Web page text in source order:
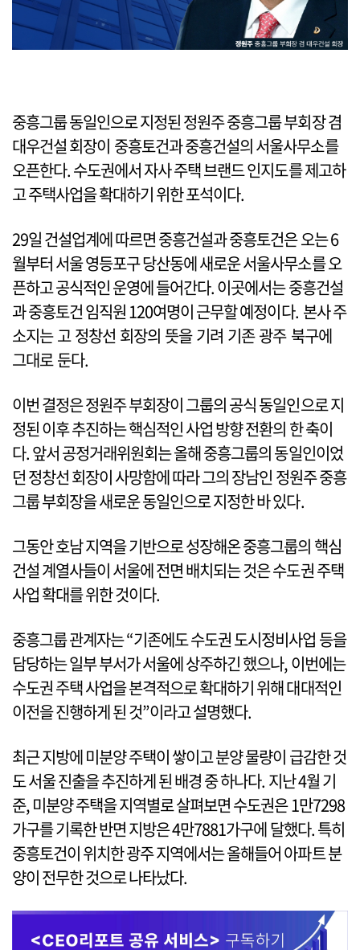
중흥그룹 동일인으로 지정된 정원주 중흥그룹 부회장 겸
대우건설 회장이 중흥토건과 중흥건설의 서울사무소를
오픈한다. 수도권에서 자사 주택 브랜드 인지도를 제고하
고 주택사업을 확대하기 위한 포석이다.
29일 건설업계에 따르면 중흥건설과 중흥토건은 오는 6
월부터 서울 영등포구 당산동에 새로운 서울사무소를 오
픈하고 공식적인 운영에 들어간다. 이곳에서는 중흥건설
과 중흥토건 임직원 120여명이 근무할 예정이다. 본사 주
소지는 고 정창선 회장의 뜻을 기려 기존 광주 북구에
그대로 둔다.
이번 결정은 정원주 부회장이 그룹의 공식 동일인으로 지
정된 이후 추진하는 핵심적인 사업 방향 전환의 한 축이
다. 앞서 공정거래위원회는 올해 중흥그룹의 동일인이었
던 정창선 회장이 사망함에 따라 그의 장남인 정원주 중흥
그룹 부회장을 새로운 동일인으로 지정한 바 있다.
그동안 호남 지역을 기반으로 성장해온 중흥그룹의 핵심
건설 계열사들이 서울에 전면 배치되는 것은 수도권 주택
사업 확대를 위한 것이다.
중흥그룹 관계자는 “기존에도 수도권 도시정비사업 등을
담당하는 일부 부서가 서울에 상주하긴 했으나, 이번에는
수도권 주택 사업을 본격적으로 확대하기 위해 대대적인
이전을 진행하게 된 것”이라고 설명했다.
최근 지방에 미분양 주택이 쌓이고 분양 물량이 급감한 것
도 서울 진출을 추진하게 된 배경 중 하나다. 지난 4월 기
준, 미분양 주택을 지역별로 살펴보면 수도권은 1만7298
가구를 기록한 반면 지방은 4만7881가구에 달했다. 특히
중흥토건이 위치한 광주 지역에서는 올해들어 아파트 분
양이 전무한 것으로 나타났다.